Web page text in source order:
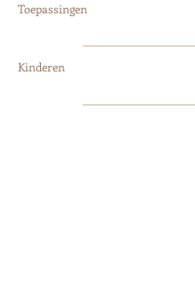
Toepassingen
Kinderen